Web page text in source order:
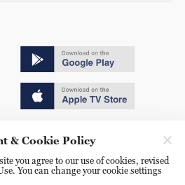
号
& Cookie Policy
you agree to our use of cookies, revised
You can change your cookie settings